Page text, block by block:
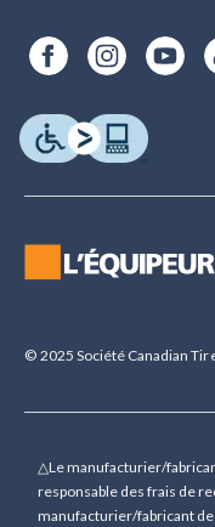
© 2025 Société Canadian
△Le manufacturier/
responsable des frais de
manufacturier/fabricant